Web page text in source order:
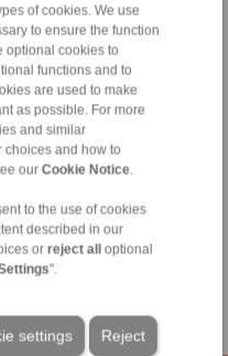
of cookies. We use
to ensure the function
optional cookies to
functions and to
are used to make
as possible. For more
and similar
choices and how to
our Cookie Notice.
to the use of cookies
described in our
or reject all
optional
".
Reject
settings